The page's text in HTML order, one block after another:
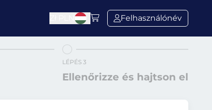
Felhasználónév
LÉPÉS 3
Ellenőrizze és hajtson el